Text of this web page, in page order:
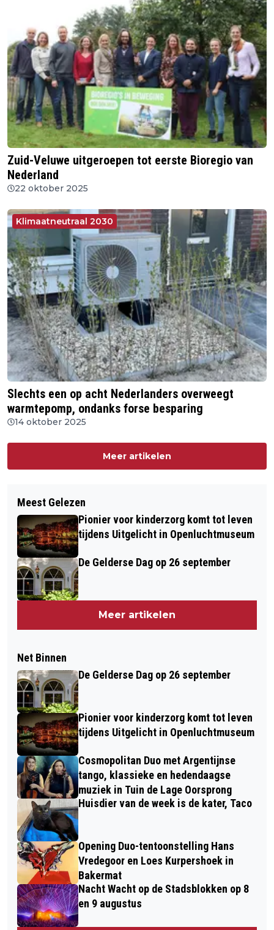
Zuid-Veluwe uitgeroepen tot eerste Bioregio van
Nederland
22 oktober 2025
Klimaatneutraal 2030
Slechts een op acht Nederlanders overweegt
warmtepomp, ondanks forse besparing
14 oktober 2025
Meer artikelen
Meest Gelezen
Pionier voor kinderzorg komt tot leven
tijdens Uitgelicht in Openluchtmuseum
De Gelderse Dag op 26 september
Meer artikelen
Net Binnen
De Gelderse Dag op 26 september
Pionier voor kinderzorg komt tot leven
tijdens Uitgelicht in Openluchtmuseum
Cosmopolitan Duo met Argentijnse
tango, klassieke en hedendaagse
muziek in Tuin de Lage Oorsprong
Huisdier van de week is de kater, Taco
Opening Duo-tentoonstelling Hans
Vredegoor en Loes Kurpershoek in
Bakermat
Nacht Wacht op de Stadsblokken op 8
en 9 augustus